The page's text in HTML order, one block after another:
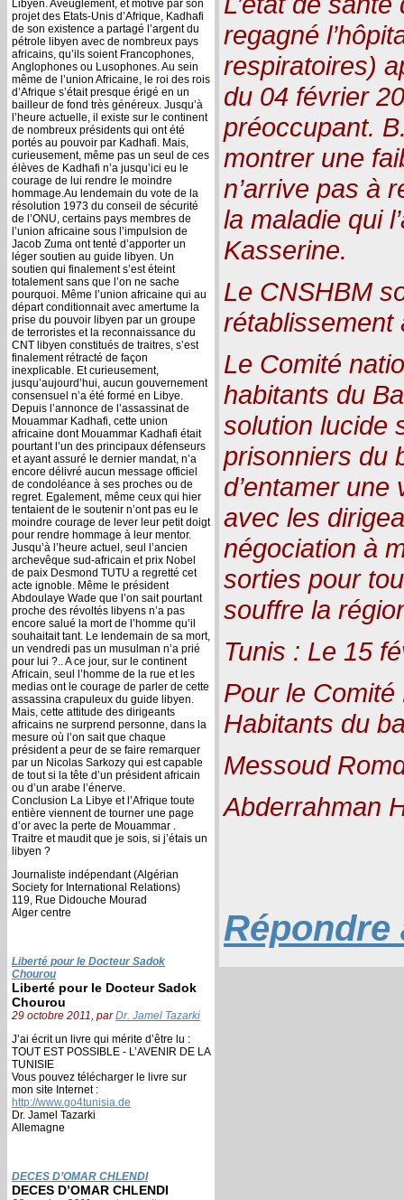
Libyen. Aveuglement, et motivé par son
projet des Etats-Unis d’Afrique, Kadhafi
de son existence a partagé l’argent du
pétrole libyen avec de nombreux pays
africains, qu’ils soient Francophones,
Anglophones ou Lusophones. Au sein
même de l’union Africaine, le roi des rois
d’Afrique s’était presque érigé en un
bailleur de fond très généreux. Jusqu’à
l’heure actuelle, il existe sur le continent
de nombreux présidents qui ont été
portés au pouvoir par Kadhafi. Mais,
curieusement, même pas un seul de ces
élèves de Kadhafi n’a jusqu’ici eu le
courage de lui rendre le moindre
hommage.Au lendemain du vote de la
résolution 1973 du conseil de sécurité
de l’ONU, certains pays membres de
l’union africaine sous l’impulsion de
Jacob Zuma ont tenté d’apporter un
léger soutien au guide libyen. Un
soutien qui finalement s’est éteint
totalement sans que l’on ne sache
pourquoi. Même l’union africaine qui au
départ conditionnait avec amertume la
prise du pouvoir libyen par un groupe
de terroristes et la reconnaissance du
CNT libyen constitués de traitres, s’est
finalement rétracté de façon
inexplicable. Et curieusement,
jusqu’aujourd’hui, aucun gouvernement
consensuel n’a été formé en Libye.
Depuis l’annonce de l’assassinat de
Mouammar Kadhafi, cette union
africaine dont Mouammar Kadhafi était
pourtant l’un des principaux défenseurs
et ayant assuré le dernier mandat, n’a
encore délivré aucun message officiel
de condoléance à ses proches ou de
regret. Egalement, même ceux qui hier
tentaient de le soutenir n’ont pas eu le
moindre courage de lever leur petit doigt
pour rendre hommage à leur mentor.
Jusqu’à l’heure actuel, seul l’ancien
archevêque sud-africain et prix Nobel
de paix Desmond TUTU a regretté cet
acte ignoble. Même le président
Abdoulaye Wade que l’on sait pourtant
proche des révoltés libyens n’a pas
encore salué la mort de l’homme qu’il
souhaitait tant. Le lendemain de sa mort,
un vendredi pas un musulman n’a prié
pour lui ?.. A ce jour, sur le continent
Africain, seul l’homme de la rue et les
medias ont le courage de parler de cette
assassina crapuleux du guide libyen.
Mais, cette attitude des dirigeants
africains ne surprend personne, dans la
mesure où l’on sait que chaque
président a peur de se faire remarquer
par un Nicolas Sarkozy qui est capable
de tout si la tête d’un président africain
ou d’un arabe l’énerve.
Conclusion La Libye et l’Afrique toute
entière viennent de tourner une page
d’or avec la perte de Mouammar .
Traitre et maudit que je sois, si j’étais un
libyen ?
Journaliste indépendant (Algérian
Society for International Relations)
119, Rue Didouche Mourad
Alger centre
Liberté pour le Docteur Sadok
Chourou
Liberté pour le Docteur Sadok
Chourou
29 octobre 2011, parDr. Jamel Tazarki
J’ai écrit un livre qui mérite d’être lu :
TOUT EST POSSIBLE - L’AVENIR DE LA
TUNISIE
Vous pouvez télécharger le livre sur
mon site Internet :
http://www.go4tunisia.de
Dr. Jamel Tazarki
Allemagne
DECES D’OMAR CHLENDI
DECES D’OMAR CHLENDI
regagné
respiratoires)
du 04 février
préoccupant.
montrer une
n’arrive pas à
la maladie qui
Kasserine.
Le CNSHBM
rétablissement
Le Comité
habitants du
solution lucide
prisonniers du
d’entamer
avec les
négociation à
sorties pour
souffre la
Tunis : Le 15
Pour le
Habitants du
Messoud
Abderrahman
Répondre